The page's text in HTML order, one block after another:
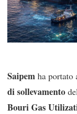
Saipem ha portato
di sollevamento
Bouri Gas